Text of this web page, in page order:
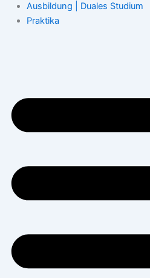
Ausbildung | Duales Studium
Praktika